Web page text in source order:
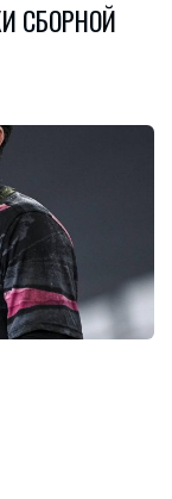
СБОРНОЙ